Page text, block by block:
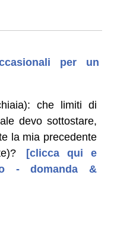
per un
che limiti di
devo sottostare,
la mia precedente
[clicca qui e
- domanda &